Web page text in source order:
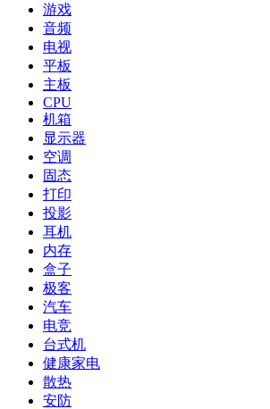
游戏
音频
电视
平板
主板
CPU
机箱
显示器
空调
固态
打印
投影
耳机
内存
盒子
极客
汽车
电竞
台式机
健康家电
散热
安防